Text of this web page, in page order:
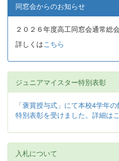
同窓会からのお知らせ
２０２６年度高工同窓会通常総
詳しくはこちら
ジュニアマイスター特別表彰
「褒賞授与式」にて本校4学年
特別表彰を受けました。詳細は
入札について